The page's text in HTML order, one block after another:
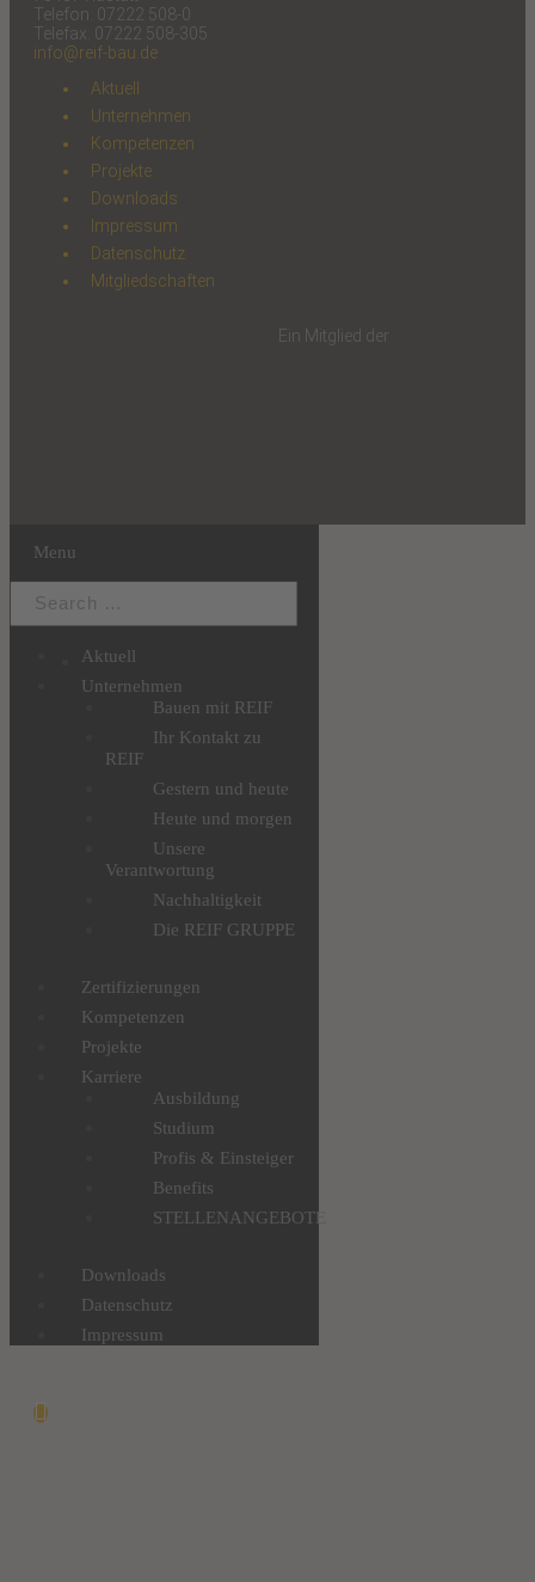
Telefon: 07222 508-0
Telefax: 07222 508-305
info@reif-bau.de
Aktuell
Unternehmen
Kompetenzen
Projekte
Downloads
Impressum
Datenschutz
Mitgliedschaften
Ein Mitglied der
Menu
Aktuell
Unternehmen
Bauen mit REIF
Ihr Kontakt zu
REIF
Gestern und heute
Heute und morgen
Unsere
Verantwortung
Nachhaltigkeit
Die REIF GRUPPE
Zertifizierungen
Kompetenzen
Projekte
Karriere
Ausbildung
Studium
Profis & Einsteiger
Benefits
STELLENANGEBOTE
Downloads
Datenschutz
Impressum